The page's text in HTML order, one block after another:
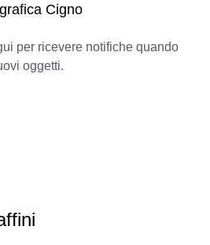
Cigno
per ricevere notifiche quando
oggetti.